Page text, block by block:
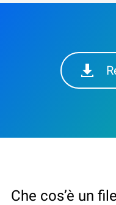
Che cos’è un